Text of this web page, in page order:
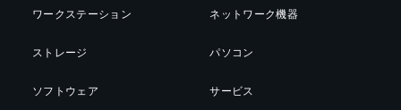
ワークステーション
ストレージ
ソフトウェア
ネットワーク機器
パソコン
サービス